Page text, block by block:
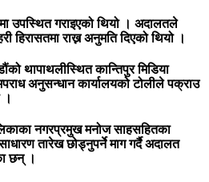
उपस्थित गराइएको थियो । अदालतले
हिरासतमा राख्न अनुमति दिएको थियो ।
थापाथलीस्थित कान्तिपुर मिडिया
अनुसन्धान कार्यालयको टोलीले पक्राउ
।
नगरप्रमुख मनोज साहसहितका
तारेख छोड्नुपर्ने माग गर्दै अदालत
छन् ।